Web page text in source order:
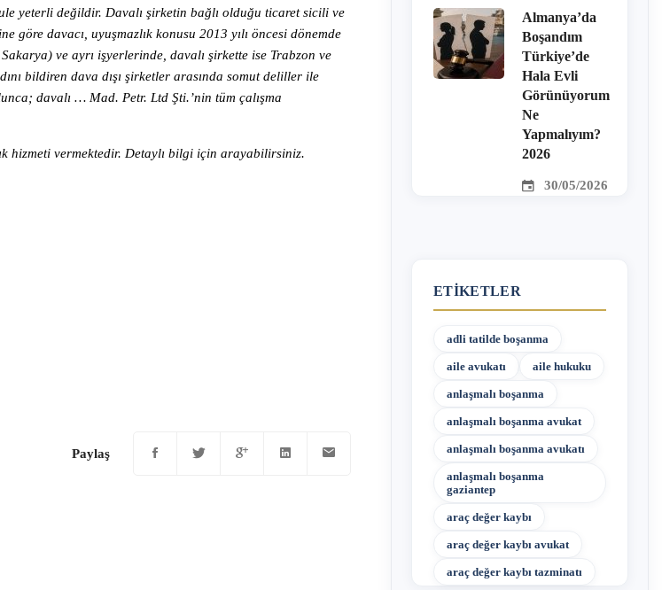
yeterli değildir. Davalı şirketin bağlı olduğu ticaret sicili ve
göre davacı, uyuşmazlık konusu 2013 yılı öncesi dönemde
ve ayrı işyerlerinde, davalı şirkette ise Trabzon ve
bildiren dava dışı şirketler arasında somut deliller ile
davalı … Mad. Petr. Ltd Şti.’nin tüm çalışma
hizmeti vermektedir. Detaylı bilgi için arayabilirsiniz.
Paylaş
Almanya’da
Boşandım
Türkiye’de
Hala Evli
Görünüyorum
Ne
Yapmalıyım?
2026
30/05/2026
ETIKETLER
adli tatilde boşanma
aile avukatı aile hukuku
anlaşmalı boşanma
anlaşmalı boşanma avukat
anlaşmalı boşanma avukatı
anlaşmalı boşanma
gaziantep
araç değer kaybı
araç değer kaybı avukat
araç değer kaybı tazminatı